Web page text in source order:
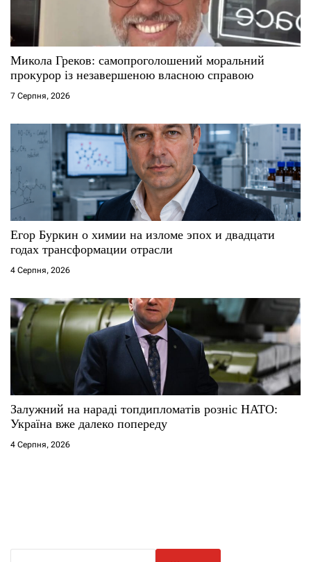
Микола Греков: самопроголошений моральний
прокурор із незавершеною власною справою
7 Серпня, 2026
Егор Буркин о химии на изломе эпох и двадцати
годах трансформации отрасли
4 Серпня, 2026
Залужний на нараді топдипломатів розніс НАТО:
Україна вже далеко попереду
4 Серпня, 2026